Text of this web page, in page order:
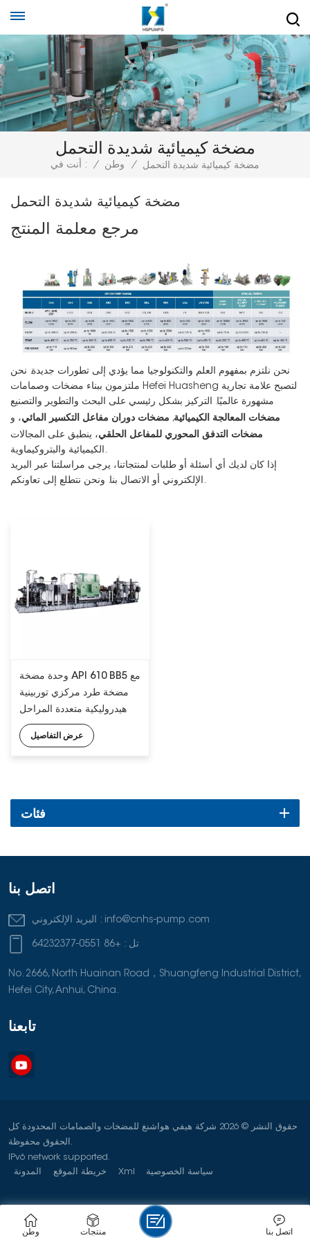
مضخة كيميائية شديدة التحمل
أنت في : / وطن / مضخة كيميائية شديدة التحمل
مضخة كيميائية شديدة التحمل
مرجع معلمة المنتج
نحن نلتزم بمفهوم العلم والتكنولوجيا مما يؤدي إلى تطورات جديدة. نحن
ملتزمون ببناء مضخات وصمامات Hefei Huasheng لتصبح علامة تجارية
مشهورة عالميًا. التركيز بشكل رئيسي على البحث والتطوير والتصنيع
مضخات المعالجة الكيميائية, مضخات دوران مفاعل التكسير المائي، و
مضخات التدفق المحوري للمفاعل الحلقي، ينطبق على المجالات
الكيميائية والبتروكيماوية.
إذا كان لديك أي أسئلة أو طلبات لمنتجاتنا، يرجى مراسلتنا عبر البريد
الإلكتروني أو الاتصال بنا. ونحن نتطلع إلى تعاونكم.
وحدة مضخة API 610 BB5 مع
مضخة طرد مركزي توربينية
هيدروليكية متعددة المراحل
عرض التفاصيل
فئات
اتصل بنا
البريد الإلكتروني : info@cnhs-pump.com
تل : +86 0551-64232377
No. 2666, North Huainan Road，Shuangfeng Industrial District,
Hefei City, Anhui, China.
تابعنا
حقوق النشر © 2026 شركة هيفي هواشنغ للمضخات والصمامات المحدودة كل
الحقوق محفوظة.
IPv6 network supported.
المدونة
خريطة الموقع Xml سياسة الخصوصية
وطن منتجات اتصل بنا